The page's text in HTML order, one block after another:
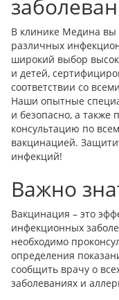
В клинике Медина
различных
широкий выбор
и детей,
соответствии со
Наши опытные
и безопасно, а также
консультацию по
вакцинацией.
инфекций!
Важно
Вакцинация – это
инфекционных
необходимо
определения
сообщить врачу о
заболеваниях и